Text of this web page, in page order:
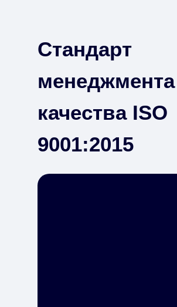
Стандарт
менеджмента
качества ISO
9001:2015